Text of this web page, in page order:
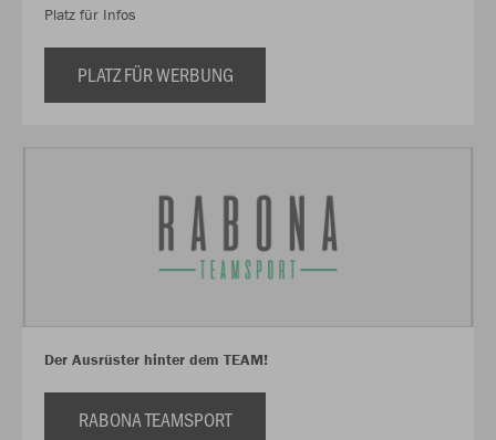
Platz für Infos
PLATZ FÜR WERBUNG
Der Ausrüster hinter dem TEAM!
RABONA TEAMSPORT